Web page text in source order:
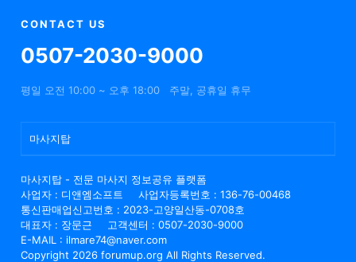
CONTACT US
0507-2030-9000
평일 오전 10:00 ~ 오후 18:00 주말, 공휴일 휴무
마사지탑
마사지탑 - 전문 마사지 정보공유 플랫폼
사업자 : 디앤엠소프트
사업자등록번호 : 136-76-00468
통신판매업신고번호 : 2023-고양일산동-0708호
대표자 : 장문근
고객센터 : 0507-2030-9000
E-MAIL : ilmare74@naver.com
Copyright 2026 forumup.org All Rights Reserved.